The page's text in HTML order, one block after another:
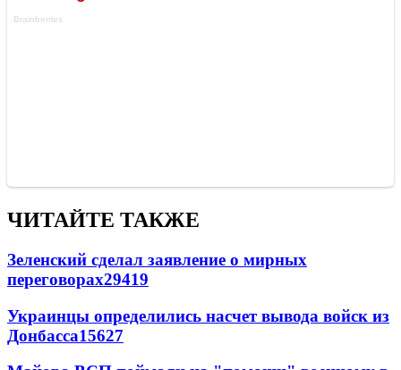
ЧИТАЙТЕ ТАКЖЕ
Зеленский сделал заявление о мирных
переговорах29419
Украинцы определились насчет вывода войск из
Донбасса15627